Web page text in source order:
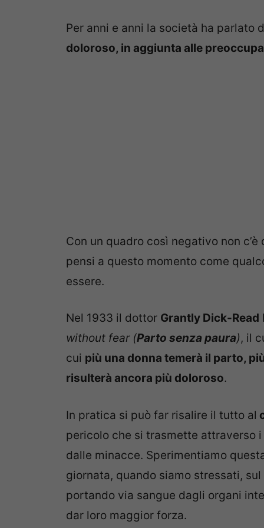
Per anni e anni la società ha parlato
doloroso, in aggiunta alle
Con un quadro così negativo non
pensi a questo momento come
essere.
Nel 1933 il dottor Grantly Dick-Read
without fear (Parto senza paura), il
cui più una donna temerà il parto,
risulterà ancora più doloroso.
In pratica si può far risalire il tutto al
pericolo che si trasmette attraverso
dalle minacce. Sperimentiamo
giornata, quando siamo stressati,
portando via sangue dagli organi
dar loro maggior forza.